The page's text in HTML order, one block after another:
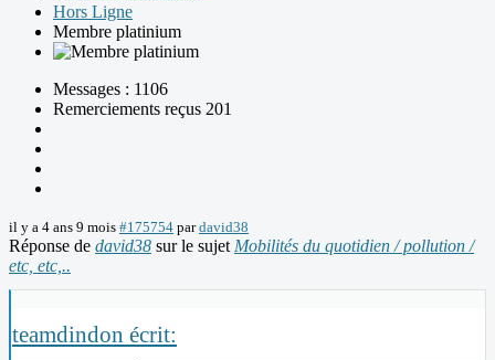
Hors Ligne
Membre platinium
Messages : 1106
Remerciements reçus 201
il y a 4 ans 9 mois #175754 pardavid38
Réponse de david38 sur le sujet Mobilités du quotidien / pollution /
etc, etc,..
teamdindon écrit: